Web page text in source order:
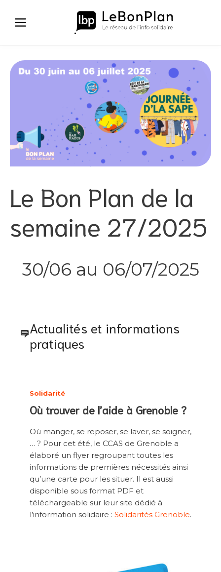
contenu
Le Bon Plan de la
semaine 27/2025
30/06 au 06/07/2025
Actualités et informations
pratiques
Solidarité
Où trouver de l’aide à Grenoble ?
Où manger, se reposer, se laver, se soigner,
… ? Pour cet été, le CCAS de Grenoble a
élaboré un flyer regroupant toutes les
informations de premières nécessités ainsi
qu’une carte pour les situer. Il est aussi
disponible sous format PDF et
téléchargeable sur leur site dédié à
l’information solidaire : Solidarités Grenoble.